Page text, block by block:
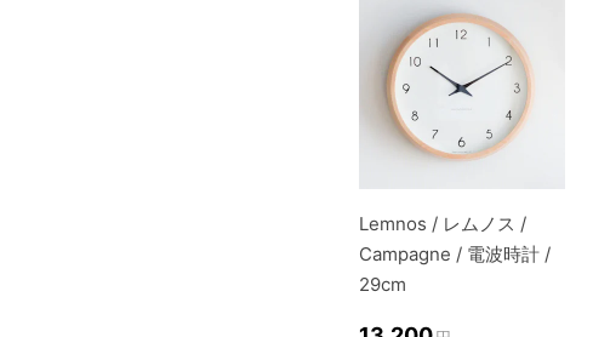
Lemnos / レムノス /
Campagne / 電波時計 /
29cm